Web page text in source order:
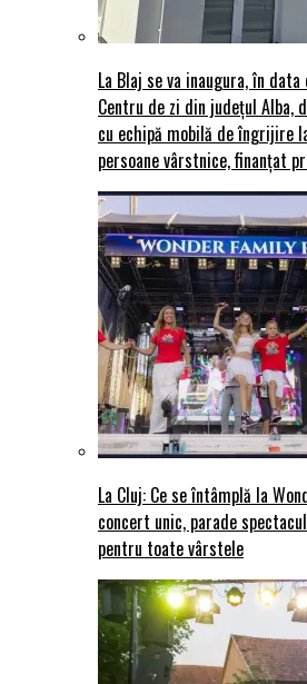
La Blaj se va inaugura, în
Centru de zi din județul Alba,
cu echipă mobilă de îngrijire
persoane vârstnice, finanțat
La Cluj: Ce se întâmplă la
concert unic, parade
pentru toate vârstele